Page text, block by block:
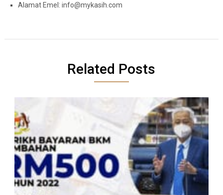
Alamat Emel: info@mykasih.com
Related Posts